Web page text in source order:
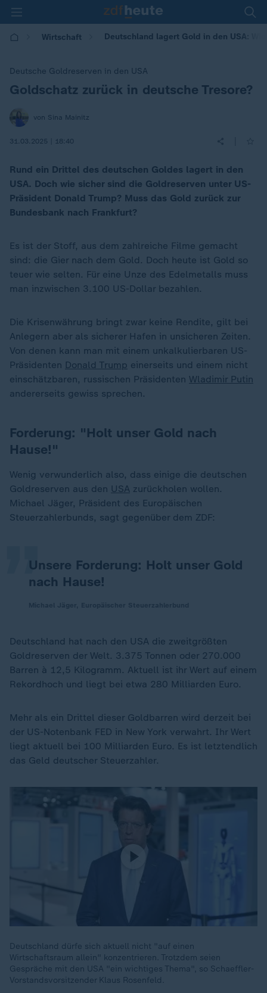
Wirtschaft Deutschland lagert Gold in den USA:
Deutsche Goldreserven in den USA
:
Goldschatz zurück in deutsche Tresore?
von Sina Mainitz
31.03.2025 | 18:40
Rund ein Drittel des deutschen Goldes lagert in den
USA. Doch wie sicher sind die Goldreserven unter US-
Präsident Donald Trump? Muss das Gold zurück zur
Bundesbank nach Frankfurt?
Es ist der Stoff, aus dem zahlreiche Filme gemacht
sind: die Gier nach dem Gold. Doch heute ist Gold so
teuer wie selten. Für eine Unze des Edelmetalls muss
man inzwischen 3.100 US-Dollar bezahlen.
Die Krisenwährung bringt zwar keine Rendite, gilt bei
Anlegern aber als sicherer Hafen in unsicheren Zeiten.
Von denen kann man mit einem unkalkulierbaren US-
Präsidenten Donald Trump einerseits und einem nicht
einschätzbaren, russischen Präsidenten Wladimir Putin
andererseits gewiss sprechen.
Forderung: "Holt unser Gold nach
Hause!"
Wenig verwunderlich also, dass einige die deutschen
Goldreserven aus den USA zurückholen wollen.
Michael Jäger, Präsident des Europäischen
Steuerzahlerbunds, sagt gegenüber dem ZDF:
Unsere Forderung: Holt unser Gold
nach Hause!
„
Deutschland hat nach den USA die zweitgrößten
Goldreserven der Welt. 3.375 Tonnen oder 270.000
Barren à 12,5 Kilogramm. Aktuell ist ihr Wert auf einem
Rekordhoch und liegt bei etwa 280 Milliarden Euro.
Mehr als ein Drittel dieser Goldbarren wird derzeit bei
der US-Notenbank FED in New York verwahrt. Ihr Wert
liegt aktuell bei 100 Milliarden Euro. Es ist letztendlich
das Geld deutscher Steuerzahler.
Deutschland dürfe sich aktuell nicht "auf einen
Wirtschaftsraum allein" konzentrieren. Trotzdem seien
Gespräche mit den USA "ein wichtiges Thema", so Schaeffler-
Vorstandsvorsitzender Klaus Rosenfeld.